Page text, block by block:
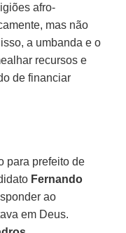
afro-
mas não
a umbanda e o
recursos e
de financiar
para prefeito de
Fernando
ao
em Deus.